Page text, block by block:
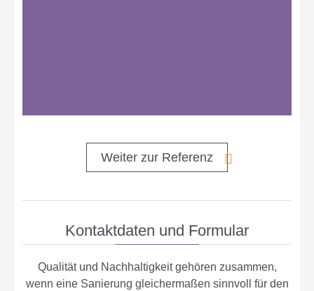
Weiter zur Referenz
Kontaktdaten und Formular
Qualität und Nachhaltigkeit gehören zusammen,
wenn eine Sanierung gleichermaßen sinnvoll für den